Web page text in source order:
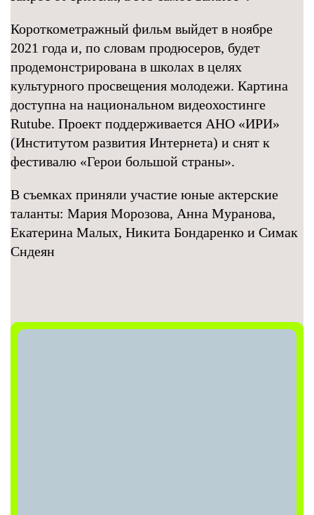
Короткометражный фильм выйдет в ноябре
2021 года и, по словам продюсеров, будет
продемонстрирована в школах в целях
культурного просвещения молодежи. Картина
доступна на национальном видеохостинге
Rutube. Проект поддерживается АНО «ИРИ»
(Институтом развития Интернета) и снят к
фестивалю «Герои большой страны».
В съемках приняли участие юные актерские
таланты: Мария Морозова, Анна Муранова,
Екатерина Малых, Никита Бондаренко и Симак
Сндеян